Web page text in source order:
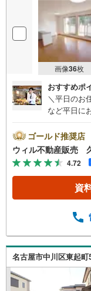
画像36枚
おすすめポ
＼平日のお
など平日に
時まで”毎日
業時間外で
も気になる
有されてい
もご内覧
所】◎地下
ズスペー
軽にご連絡
を見学する
ただけます
ゴールド推奨店
ウィル不動産販売
4.72
資
名古屋市中川区東起町